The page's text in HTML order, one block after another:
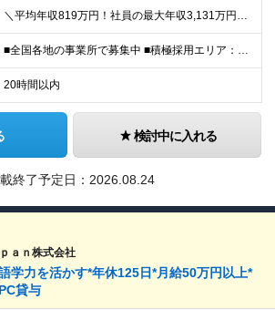
＼平均年収819万円！社員の最大年収3,131万円／ ＼2人に1人が年収700万円以上／ ＼5人に1人が年収1,000万円以上！／ 固定給だけで、年収524万円も可能！ インセンティブだけでなく固定給
■全国各地の事業所で募集中 ■積極採用エリア：東京・神奈川・埼玉・千葉・愛知 ※希望の勤務地で働ける！通勤可能な事業所を選定していきます ※地元に戻って働きたいUターン希望者も歓迎します！ ※社用車を
20時間以内
検討中に入れる
終了予定日： 2026.08.24
ａｎ株式会社
学力を活かす*年休125日*月給50万円以上*
貸与